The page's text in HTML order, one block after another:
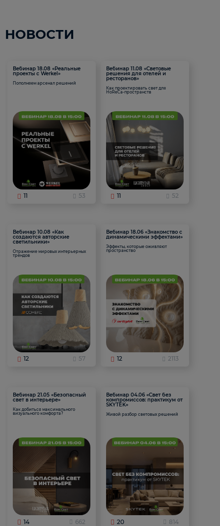
НОВОСТИ
Вебинар 18.08 «Реальные
проекты с Werkel»
Пополняем арсенал решений
11 53
Вебинар 11.08 «Световые
решения для отелей и
ресторанов»
Как проектировать свет для
HoReCa-пространств
11 52
Вебинар 10.08 «Как
создаются авторские
светильники»
Отражение мировых интерьерных
трендов
12 57
Вебинар 18.06 «Знакомство с
динамическими эффектами»
Эффекты, которые оживляют
пространство
12 2113
Вебинар 21.05 «Безопасный
свет в интерьере»
Как добиться максимального
визуального комфорта?
14 662
Вебинар 04.06 «Свет без
компромиссов: практикум от
SKYTEK»
Живой разбор световых решений
20 814